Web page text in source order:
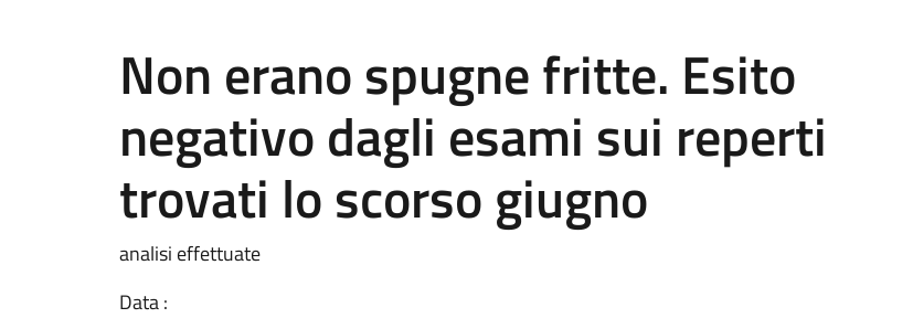
Non erano spugne fritte. Esito
negativo dagli esami sui reperti
trovati lo scorso giugno
analisi effettuate
Data :